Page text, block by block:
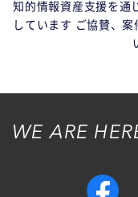
知的情報資産支援を通
しています ご協賛、
WE ARE